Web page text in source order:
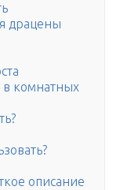
драцены
в комнатных
описание